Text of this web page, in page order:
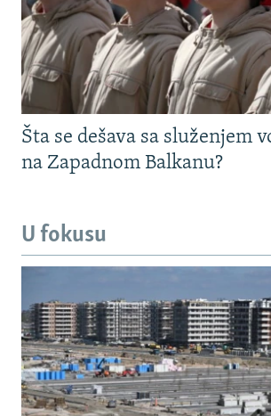
Šta se dešava sa služenjem
na Zapadnom Balkanu?
U fokusu